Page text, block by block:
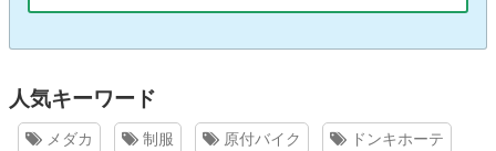
人気キーワード
メダカ 制服 原付バイク ドンキホーテ